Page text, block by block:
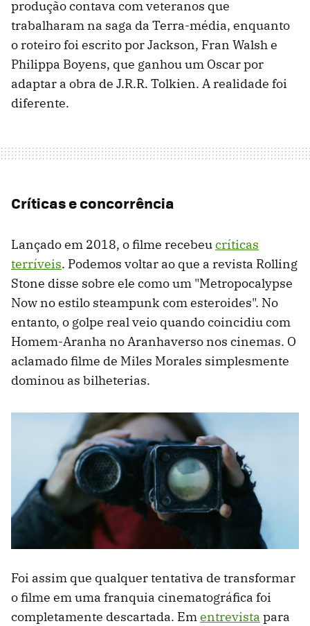
produção contava com veteranos que
trabalharam na saga da Terra-média, enquanto
o roteiro foi escrito por Jackson, Fran Walsh e
Philippa Boyens, que ganhou um Oscar por
adaptar a obra de J.R.R. Tolkien. A realidade foi
diferente.
Críticas e concorrência
Lançado em 2018, o filme recebeucríticas
terríveis. Podemos voltar ao que a revista Rolling
Stone disse sobre ele como um "Metropocalypse
Now no estilo steampunk com esteroides". No
entanto, o golpe real veio quando coincidiu com
Homem-Aranha no Aranhaverso nos cinemas. O
aclamado filme de Miles Morales simplesmente
dominou as bilheterias.
Foi assim que qualquer tentativa de transformar
o filme em uma franquia cinematográfica foi
completamente descartada. Ementrevista para